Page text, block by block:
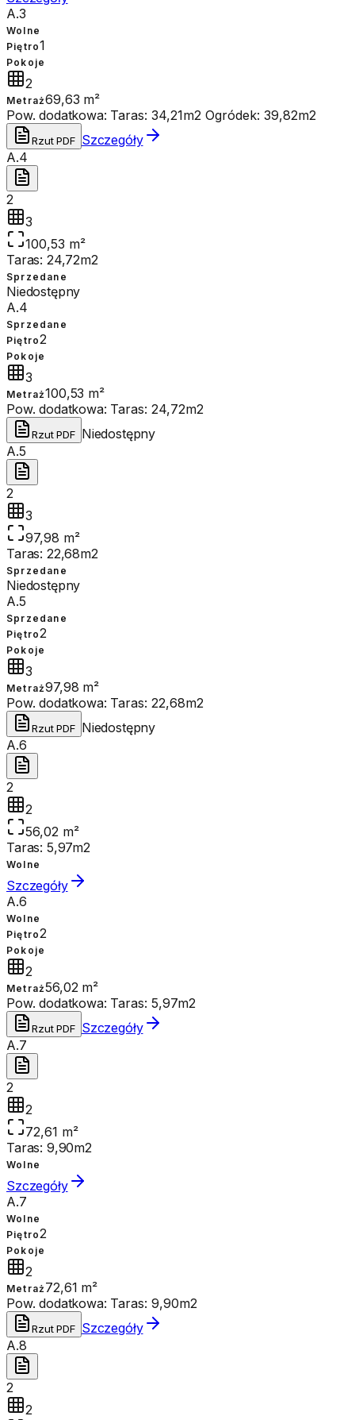
A.3
Wolne
Piętro1
Pokoje
2
Metraż69,63 m²
Pow. dodatkowa: Taras: 34,21m2 Ogródek: 39,82m2
Rzut PDF Szczegóły
A.4
2
3
100,53 m²
Taras: 24,72m2
Sprzedane
Niedostępny
A.4
Sprzedane
Piętro2
Pokoje
3
Metraż100,53 m²
Pow. dodatkowa: Taras: 24,72m2
Rzut PDF Niedostępny
A.5
2
3
97,98 m²
Taras: 22,68m2
Sprzedane
Niedostępny
A.5
Sprzedane
Piętro2
Pokoje
3
Metraż97,98 m²
Pow. dodatkowa: Taras: 22,68m2
Rzut PDF Niedostępny
A.6
2
2
56,02 m²
Taras: 5,97m2
Wolne
Szczegóły
A.6
Wolne
Piętro2
Pokoje
2
Metraż56,02 m²
Pow. dodatkowa: Taras: 5,97m2
Rzut PDF Szczegóły
A.7
2
2
72,61 m²
Taras: 9,90m2
Wolne
Szczegóły
A.7
Wolne
Piętro2
Pokoje
2
Metraż 72,61 m²
Pow. dodatkowa: Taras: 9,90m2
Rzut PDF Szczegóły
A.8
2
2